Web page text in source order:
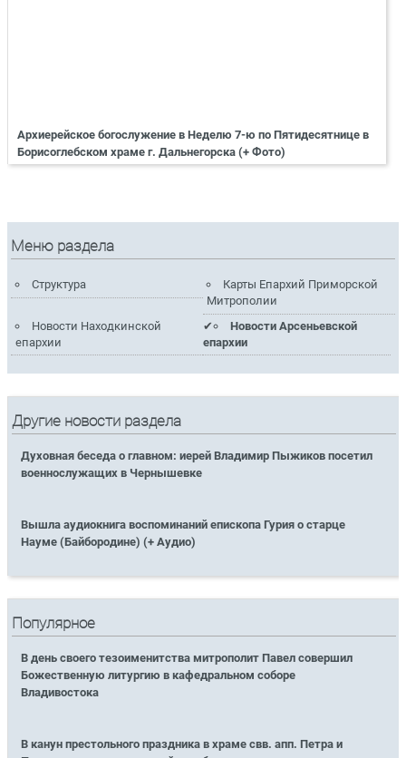
Архиерейское богослужение в Неделю 7-ю по Пятидесятнице в
Борисоглебском храме г. Дальнегорска (+ Фото)
Меню раздела
Структура
Карты Епархий Приморской
Митрополии
Новости Находкинской
епархии
Новости Арсеньевской
епархии
Другие новости раздела
Духовная беседа о главном: иерей Владимир Пыжиков посетил
военнослужащих в Чернышевке
Вышла аудиокнига воспоминаний епископа Гурия о старце
Науме (Байбородине) (+ Аудио)
Популярное
В день своего тезоименитства митрополит Павел совершил
Божественную литургию в кафедральном соборе
Владивостока
В канун престольного праздника в храме свв. апп. Петра и